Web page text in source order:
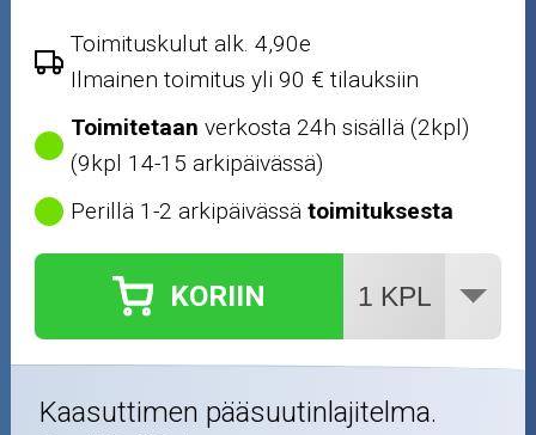
Puutarha ja metsä
Ajovarusteet
Nastarenkaat
Renkaat ja vanteet
Öljyt ja kemikaalit
Työkalut
Outlet-tuotteet
Toimituskulut alk. 4,90e
Ilmainen toimitus yli 90 € tilauksiin
Toimitetaan verkosta 24h sisällä (2kpl)
(9kpl 14-15 arkipäivässä)
Perillä 1-2 arkipäivässätoimituksesta
KORIIN
Kaasuttimen pääsuutinlajitelma.